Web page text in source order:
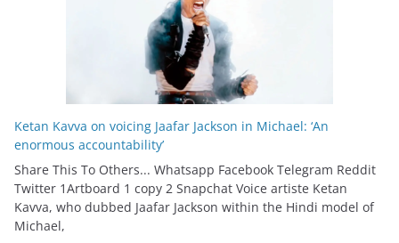
Ketan Kavva on voicing Jaafar Jackson in Michael: ‘An
enormous accountability’
Share This To Others... Whatsapp Facebook Telegram Reddit
Twitter 1Artboard 1 copy 2 Snapchat Voice artiste Ketan
Kavva, who dubbed Jaafar Jackson within the Hindi model of
Michael,